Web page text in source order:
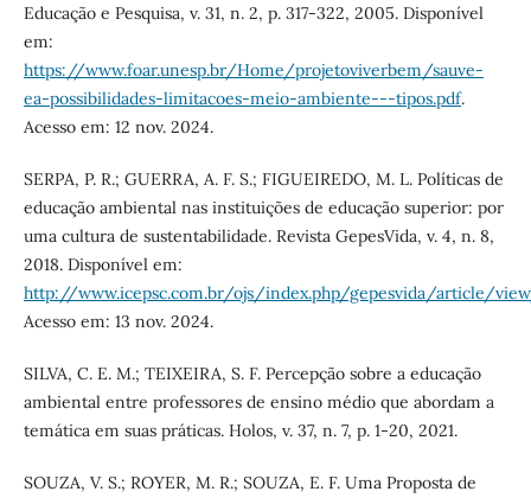
Educação e Pesquisa, v. 31, n. 2, p. 317-322, 2005. Disponível
em:
https://www.foar.unesp.br/Home/projetoviverbem/sauve-
ea-possibilidades-limitacoes-meio-ambiente---tipos.pdf.
Acesso em: 12 nov. 2024.
SERPA, P. R.; GUERRA, A. F. S.; FIGUEIREDO, M. L. Políticas de
educação ambiental nas instituições de educação superior: por
uma cultura de sustentabilidade. Revista GepesVida, v. 4, n. 8,
2018. Disponível em:
http://www.icepsc.com.br/ojs/index.php/gepesvida/article/
Acesso em: 13 nov. 2024.
SILVA, C. E. M.; TEIXEIRA, S. F. Percepção sobre a educação
ambiental entre professores de ensino médio que abordam a
temática em suas práticas. Holos, v. 37, n. 7, p. 1-20, 2021.
SOUZA, V. S.; ROYER, M. R.; SOUZA, E. F. Uma Proposta de